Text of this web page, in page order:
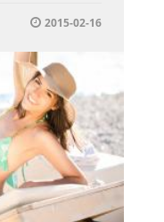
2015-02-16